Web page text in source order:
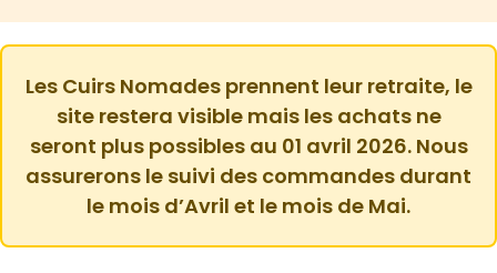
Les Cuirs Nomades prennent leur retraite, le
site restera visible mais les achats ne
seront plus possibles au 01 avril 2026. Nous
assurerons le suivi des commandes durant
le mois d’Avril et le mois de Mai.